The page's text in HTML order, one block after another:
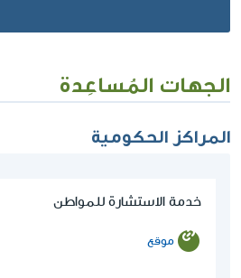
الجهات المُساعِدة
المراكز الحكومية
خدمة الاستشارة للمواطن
موقع